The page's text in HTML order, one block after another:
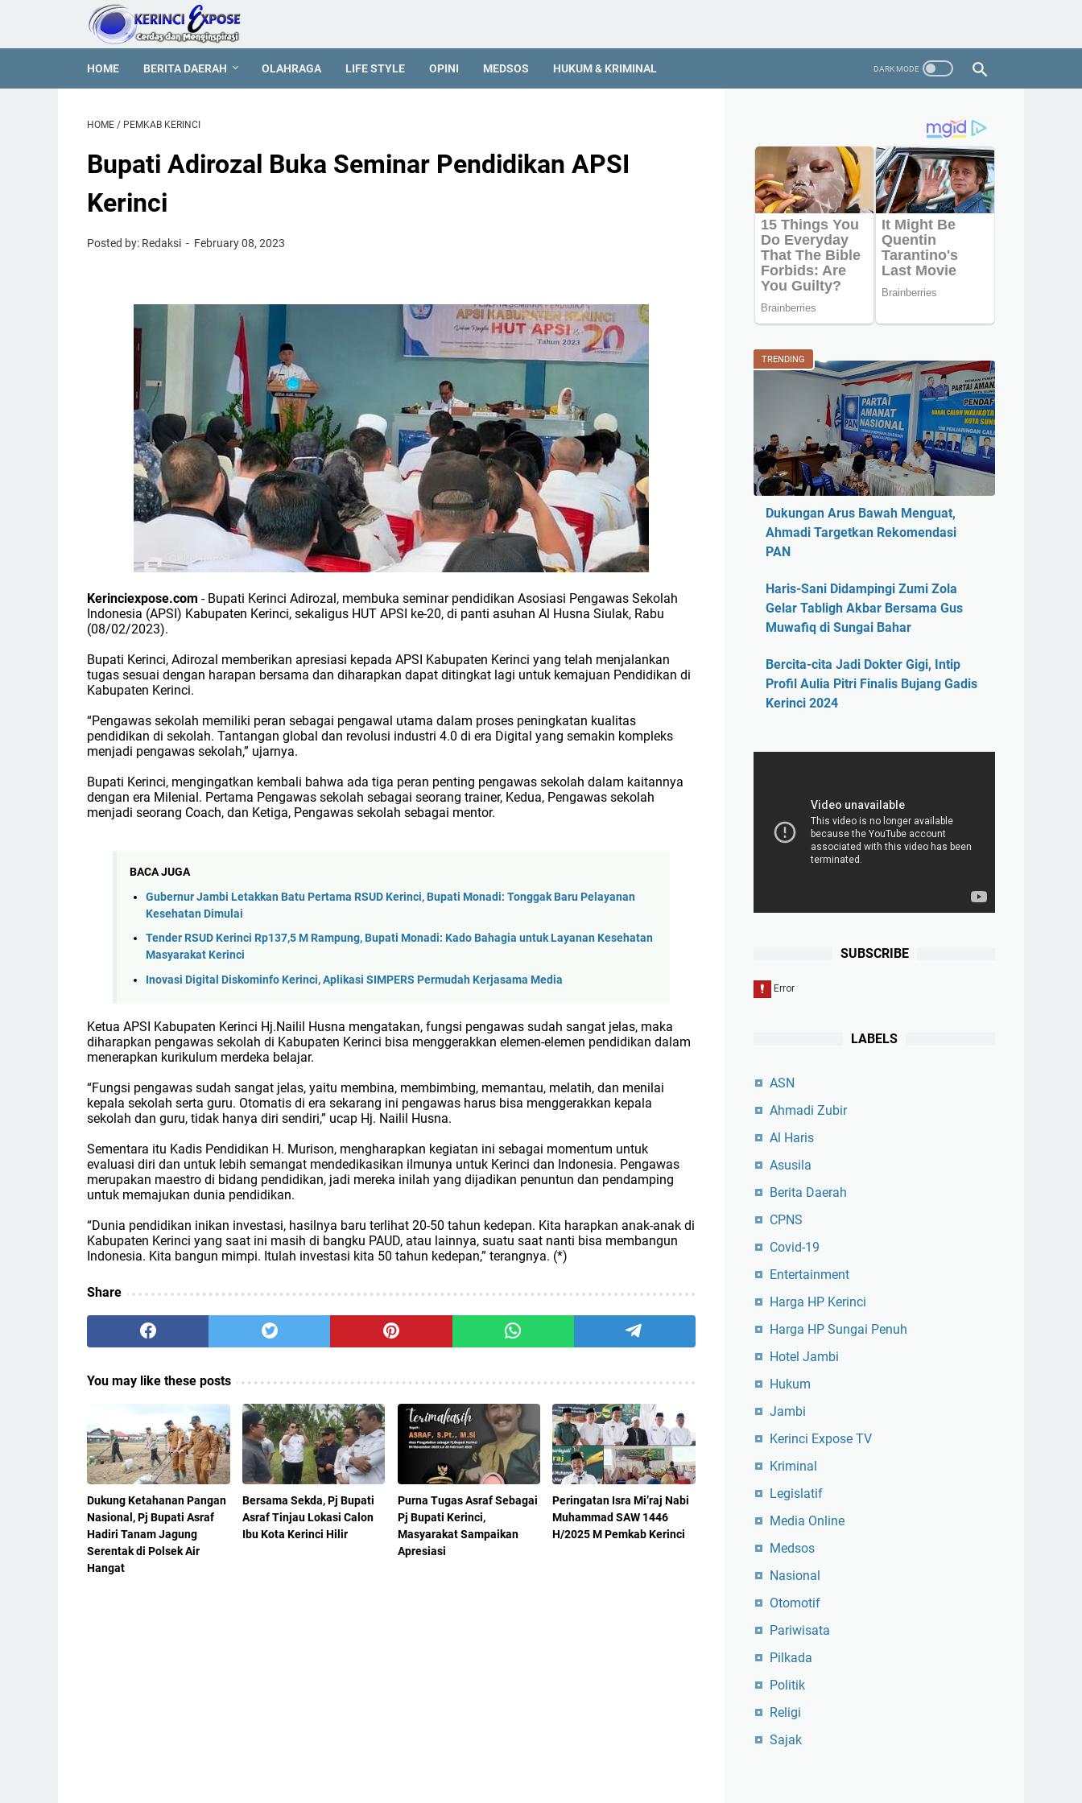
HOME BERITA DAERAH OLAHRAGA LIFE STYLE OPINI MEDSOS HUKUM & KRIMINAL
HOME / PEMKAB KERINCI
Bupati Adirozal Buka Seminar Pendidikan APSI
Kerinci
Posted by: Redaksi February 08, 2023
Kerinciexpose.com - Bupati Kerinci Adirozal, membuka seminar pendidikan Asosiasi Pengawas Sekolah
Indonesia (APSI) Kabupaten Kerinci, sekaligus HUT APSI ke-20, di panti asuhan Al Husna Siulak, Rabu
(08/02/2023).
Bupati Kerinci, Adirozal memberikan apresiasi kepada APSI Kabupaten Kerinci yang telah menjalankan
tugas sesuai dengan harapan bersama dan diharapkan dapat ditingkat lagi untuk kemajuan Pendidikan di
Kabupaten Kerinci.
“Pengawas sekolah memiliki peran sebagai pengawal utama dalam proses peningkatan kualitas
pendidikan di sekolah. Tantangan global dan revolusi industri 4.0 di era Digital yang semakin kompleks
menjadi pengawas sekolah,” ujarnya.
Bupati Kerinci, mengingatkan kembali bahwa ada tiga peran penting pengawas sekolah dalam kaitannya
dengan era Milenial. Pertama Pengawas sekolah sebagai seorang trainer, Kedua, Pengawas sekolah
menjadi seorang Coach, dan Ketiga, Pengawas sekolah sebagai mentor.
BACA JUGA
Gubernur Jambi Letakkan Batu Pertama RSUD Kerinci, Bupati Monadi: Tonggak Baru Pelayanan
Kesehatan Dimulai
Tender RSUD Kerinci Rp137,5 M Rampung, Bupati Monadi: Kado Bahagia untuk Layanan Kesehatan
Masyarakat Kerinci
Inovasi Digital Diskominfo Kerinci, Aplikasi SIMPERS Permudah Kerjasama Media
Ketua APSI Kabupaten Kerinci Hj.Nailil Husna mengatakan, fungsi pengawas sudah sangat jelas, maka
diharapkan pengawas sekolah di Kabupaten Kerinci bisa menggerakkan elemen-elemen pendidikan dalam
menerapkan kurikulum merdeka belajar.
“Fungsi pengawas sudah sangat jelas, yaitu membina, membimbing, memantau, melatih, dan menilai
kepala sekolah serta guru. Otomatis di era sekarang ini pengawas harus bisa menggerakkan kepala
sekolah dan guru, tidak hanya diri sendiri,” ucap Hj. Nailil Husna.
Sementara itu Kadis Pendidikan H. Murison, mengharapkan kegiatan ini sebagai momentum untuk
evaluasi diri dan untuk lebih semangat mendedikasikan ilmunya untuk Kerinci dan Indonesia. Pengawas
merupakan maestro di bidang pendidikan, jadi mereka inilah yang dijadikan penuntun dan pendamping
untuk memajukan dunia pendidikan.
“Dunia pendidikan inikan investasi, hasilnya baru terlihat 20-50 tahun kedepan. Kita harapkan anak-anak di
Kabupaten Kerinci yang saat ini masih di bangku PAUD, atau lainnya, suatu saat nanti bisa membangun
Indonesia. Kita bangun mimpi. Itulah investasi kita 50 tahun kedepan,” terangnya. (*)
Share
You may like these posts
Dukung Ketahanan Pangan
Nasional, Pj Bupati Asraf
Hadiri Tanam Jagung
Serentak di Polsek Air
Hangat
Bersama Sekda, Pj Bupati
Asraf Tinjau Lokasi Calon
Ibu Kota Kerinci Hilir
Purna Tugas Asraf Sebagai
Pj Bupati Kerinci,
Masyarakat Sampaikan
Apresiasi
Peringatan Isra Mi’raj Nabi
Muhammad SAW 1446
H/2025 M Pemkab Kerinci
TRENDING
Dukungan Arus Bawah Menguat,
Ahmadi Targetkan Rekomendasi
PAN
Haris-Sani Didampingi Zumi Zola
Gelar Tabligh Akbar Bersama Gus
Muwafiq di Sungai Bahar
Bercita-cita Jadi Dokter Gigi, Intip
Profil Aulia Pitri Finalis Bujang Gadis
Kerinci 2024
SUBSCRIBE
LABELS
ASN
Ahmadi Zubir
Al Haris
Asusila
Berita Daerah
CPNS
Covid-19
Entertainment
Harga HP Kerinci
Harga HP Sungai Penuh
Hotel Jambi
Hukum
Jambi
Kerinci Expose TV
Kriminal
Legislatif
Media Online
Medsos
Nasional
Otomotif
Pariwisata
Pilkada
Politik
Religi
Sajak